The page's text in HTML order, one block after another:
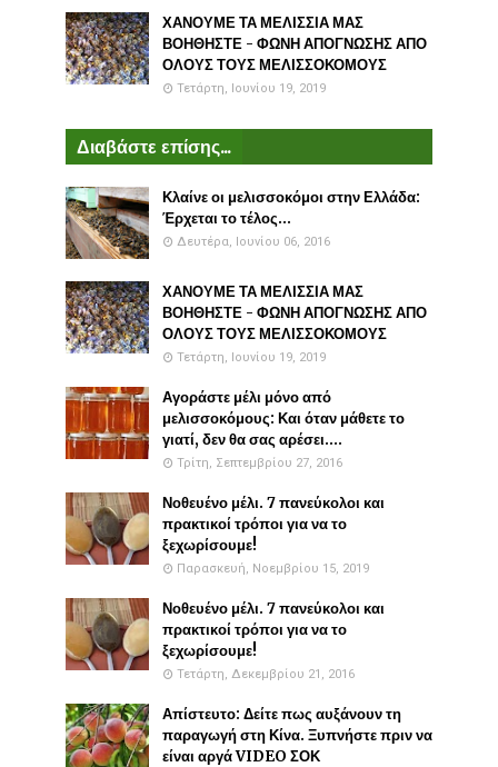
ΧΑΝΟΥΜΕ ΤΑ ΜΕΛΙΣΣΙΑ ΜΑΣ
ΒΟΗΘΗΣΤΕ - ΦΩΝΗ ΑΠΟΓΝΩΣΗΣ ΑΠΟ
ΟΛΟΥΣ ΤΟΥΣ ΜΕΛΙΣΣΟΚΟΜΟΥΣ
Τετάρτη, Ιουνίου 19, 2019
Διαβάστε επίσης...
Κλαίνε οι μελισσοκόμοι στην Ελλάδα:
Έρχεται το τέλος...
Δευτέρα, Ιουνίου 06, 2016
ΧΑΝΟΥΜΕ ΤΑ ΜΕΛΙΣΣΙΑ ΜΑΣ
ΒΟΗΘΗΣΤΕ - ΦΩΝΗ ΑΠΟΓΝΩΣΗΣ ΑΠΟ
ΟΛΟΥΣ ΤΟΥΣ ΜΕΛΙΣΣΟΚΟΜΟΥΣ
Τετάρτη, Ιουνίου 19, 2019
Αγοράστε μέλι μόνο από
μελισσοκόμους: Και όταν μάθετε το
γιατί, δεν θα σας αρέσει....
Τρίτη, Σεπτεμβρίου 27, 2016
Νοθευένο μέλι. 7 πανεύκολοι και
πρακτικοί τρόποι για να το
ξεχωρίσουμε!
Παρασκευή, Νοεμβρίου 15, 2019
Νοθευένο μέλι. 7 πανεύκολοι και
πρακτικοί τρόποι για να το
ξεχωρίσουμε!
Τετάρτη, Δεκεμβρίου 21, 2016
Απίστευτο: Δείτε πως αυξάνουν τη
παραγωγή στη Κίνα. Ξυπνήστε πριν να
είναι αργά VIDEO ΣΟΚ